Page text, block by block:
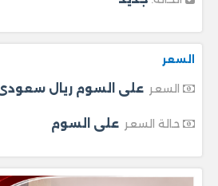
السعر
السعر على السوم ريال سعودى
حالة السعر على السوم